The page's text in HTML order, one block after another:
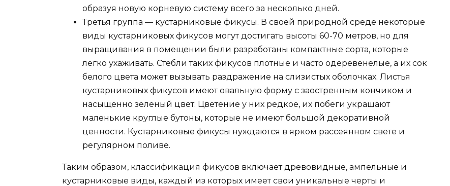
образуя новую корневую систему всего за несколько дней.
Третья группа — кустарниковые фикусы. В своей природной среде некоторые
виды кустарниковых фикусов могут достигать высоты 60-70 метров, но для
выращивания в помещении были разработаны компактные сорта, которые
легко ухаживать. Стебли таких фикусов плотные и часто одеревенелые, а их сок
белого цвета может вызывать раздражение на слизистых оболочках. Листья
кустарниковых фикусов имеют овальную форму с заостренным кончиком и
насыщенно зеленый цвет. Цветение у них редкое, их побеги украшают
маленькие круглые бутоны, которые не имеют большой декоративной
ценности. Кустарниковые фикусы нуждаются в ярком рассеянном свете и
регулярном поливе.
Таким образом, классификация фикусов включает древовидные, ампельные и
кустарниковые виды, каждый из которых имеет свои уникальные черты и